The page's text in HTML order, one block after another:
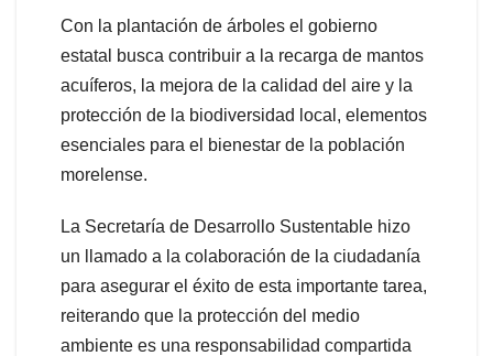
Con la plantación de árboles el gobierno
estatal busca contribuir a la recarga de mantos
acuíferos, la mejora de la calidad del aire y la
protección de la biodiversidad local, elementos
esenciales para el bienestar de la población
morelense.
La Secretaría de Desarrollo Sustentable hizo
un llamado a la colaboración de la ciudadanía
para asegurar el éxito de esta importante tarea,
reiterando que la protección del medio
ambiente es una responsabilidad compartida